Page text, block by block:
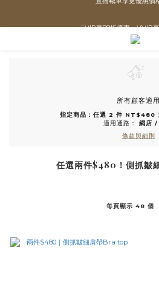
「VIP享88折優惠、VVIP享
直播喊單享更優惠價
所有顧客適用
指定商品：任選 2 件 NT$480
適用通路： 網店 /
條款與細則
任選兩件$480！側抓皺
每頁顯示 48 個